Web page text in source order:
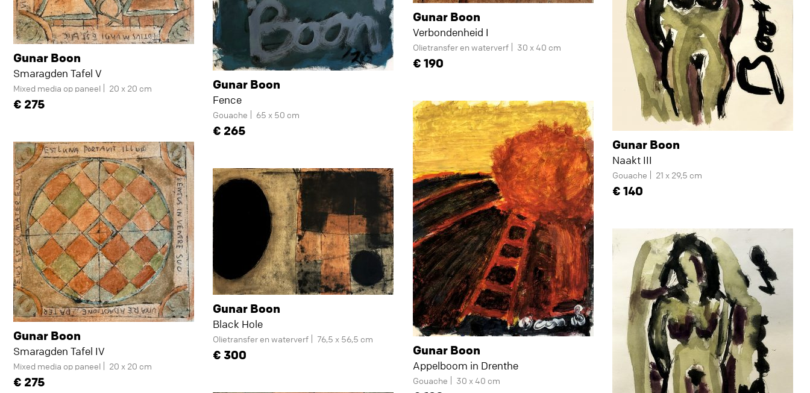
Gunar Boon
Smaragden Tafel V
Mixed media op paneel 20 x 20 cm
275
Gunar Boon
Smaragden Tafel IV
Mixed media op paneel 20 x 20 cm
275
Gunar Boon
Fence
Gouache 65 x 50 cm
265
Gunar Boon
Black Hole
Olietransfer en waterverf 76,5 x 56,5 cm
300
Gunar Boon
Verbondenheid I
Olietransfer en waterverf 30 x 40 cm
190
Gunar Boon
Appelboom in Drenthe
Gouache 30 x 40 cm
Gunar Boon
Naakt III
Gouache 21 x 29,5 cm
140